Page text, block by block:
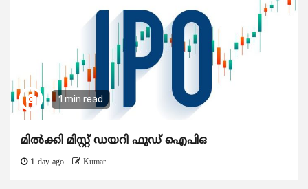
1 min read
മിൽക്കി മിസ്റ്റ് ഡയറി ഫുഡ് ഐപിഒ
1 day ago Kumar